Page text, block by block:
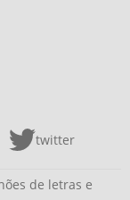
twitter
de letras e